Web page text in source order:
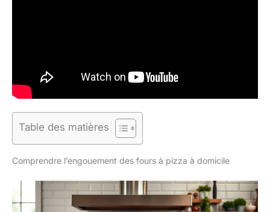
Table des matières
Comprendre l’engouement des fours à pizza à domicile